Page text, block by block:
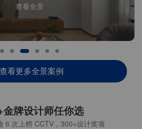
查看全景
查看更多全景案例
金牌设计师任你选
6 次上榜 CCTV，300+设计奖项